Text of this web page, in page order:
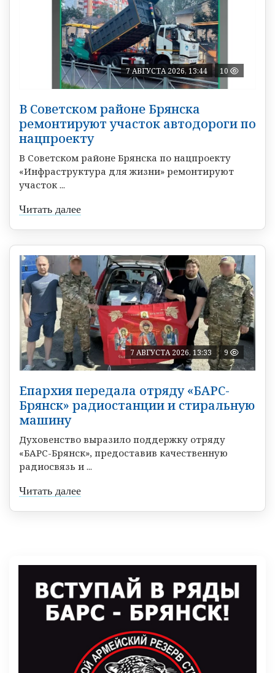
7 АВГУСТА 2026, 13:44 10
В Советском районе Брянска
ремонтируют участок автодороги по
нацпроекту
В Советском районе Брянска по нацпроекту
«Инфраструктура для жизни» ремонтируют
участок ...
Читать далее
7 АВГУСТА 2026, 13:33 9
Епархия передала отряду «БАРС-
Брянск» радиостанции и стиральную
машину
Духовенство выразило поддержку отряду
«БАРС-Брянск», предоставив качественную
радиосвязь и ...
Читать далее